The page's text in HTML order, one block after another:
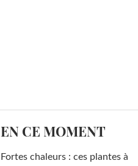
EN CE MOMENT
Fortes chaleurs : ces plantes à